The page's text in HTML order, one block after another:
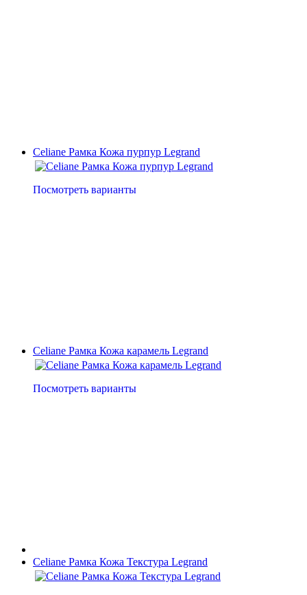
Celiane Рамка Кожа пурпур Legrand
Посмотреть варианты
Celiane Рамка Кожа карамель Legrand
Посмотреть варианты
Celiane Рамка Кожа Текстура Legrand